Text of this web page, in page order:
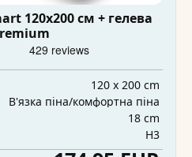
120x200 см + гелева
120 x 200 cm
В'язка піна/комфортна піна
18 cm
H3